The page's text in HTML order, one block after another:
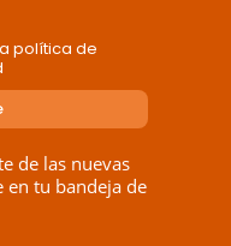
Justicia vende
política de
de las nuevas
en tu bandeja de